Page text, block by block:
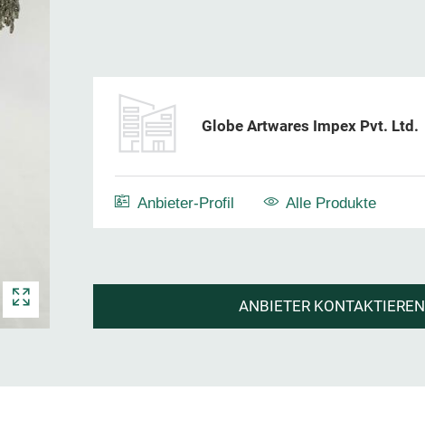
Globe Artwares Impex Pvt. Ltd.
Anbieter-Profil Alle Produkte
ANBIETER KONTAKTIEREN